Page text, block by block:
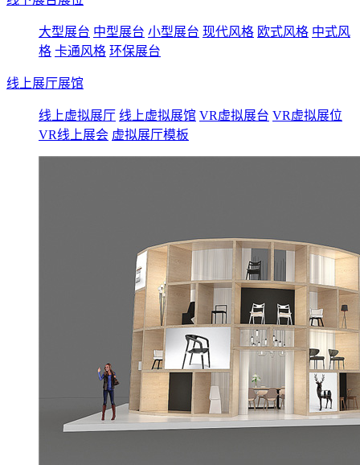
大型展台 中型展台 小型展台 现代风格 欧式风格 中式风
格 卡通风格 环保展台
线上展厅展馆
线上虚拟展厅 线上虚拟展馆 VR虚拟展台 VR虚拟展位
VR线上展会 虚拟展厅模板